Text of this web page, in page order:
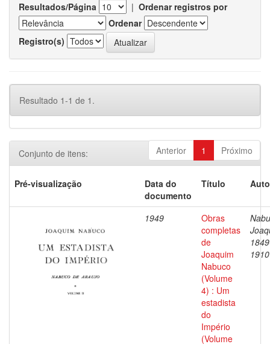
Resultados/Página | Ordenar registros por
Ordenar
Registro(s)
Resultado 1-1 de 1.
Anterior 1 Próximo
Conjunto de itens:
Pré-visualização
Data do
documento
Título
1949
Obras
completas
de
Joaquim
Nabuco
(Volume
4) : Um
estadista
do
Império
(Volume
1910